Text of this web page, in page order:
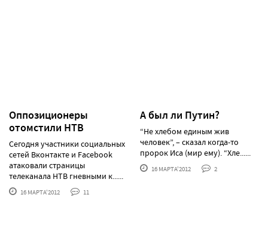
Оппозиционеры
отомстили НТВ
Сегодня участники социальных
сетей Вконтакте и Facebook
атаковали страницы
телеканала НТВ гневными к......
16 МАРТА'2012 11
А был ли Путин?
“Не хлебом единым жив
человек”, – сказал когда-то
пророк Иса (мир ему). “Хле......
16 МАРТА'2012 2